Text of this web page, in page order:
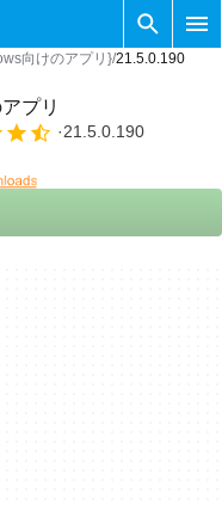
向けのアプリ} 21.5.0.190
プリ
21.5.0.190